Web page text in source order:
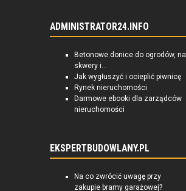
ADMINISTRATOR24.INFO
Betonowe donice do ogrodów, na
skwery i...
Jak wygłuszyć i ocieplić piwnicę
Rynek nieruchomości
Darmowe ebooki dla zarządców
nieruchomości
EKSPERTBUDOWLANY.PL
Na co zwrócić uwagę przy
zakupie bramy garażowej?